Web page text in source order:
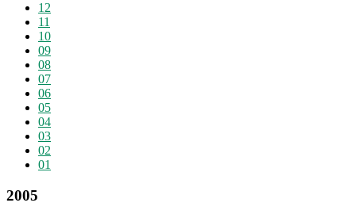
12
11
10
09
08
07
06
05
04
03
02
01
2005